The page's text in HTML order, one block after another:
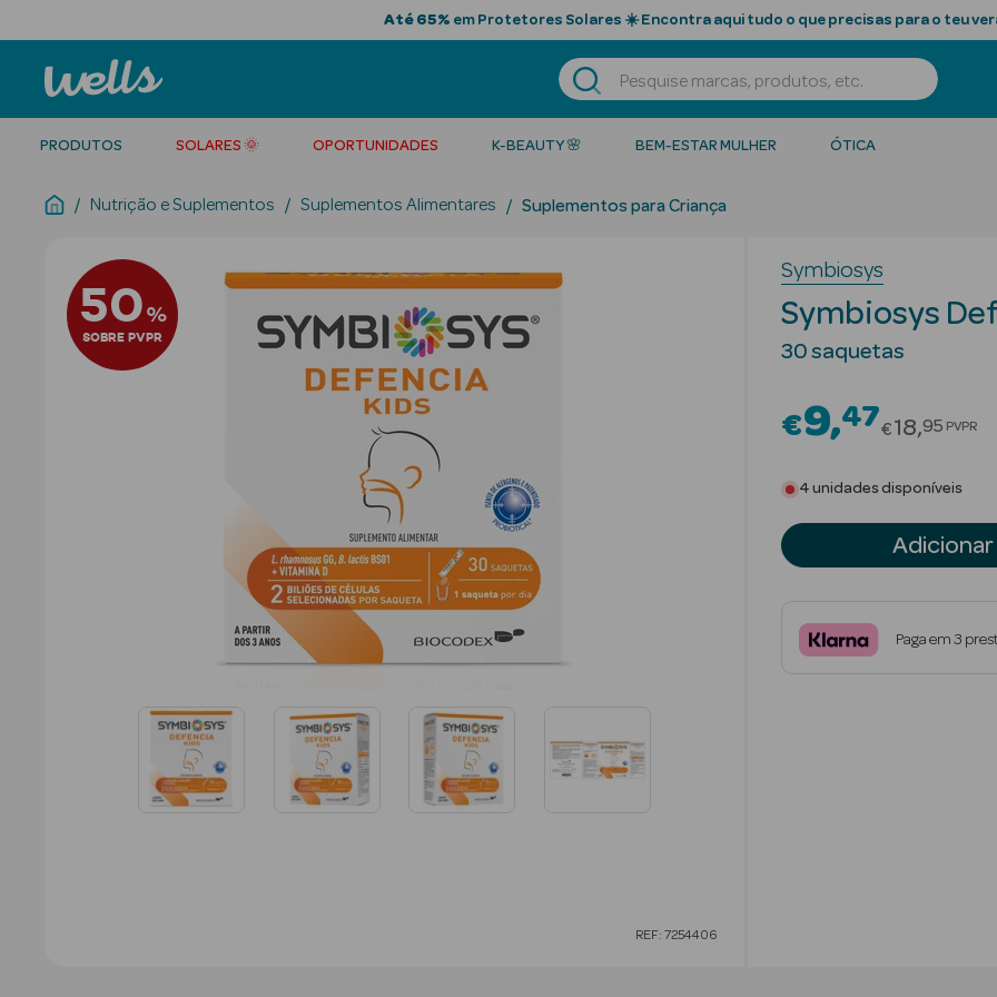
Até 65% em Protetores Solares ☀️ Encontra aqui tudo o que precisas para o teu
PRODUTOS SOLARES 🌞 OPORTUNIDADES K-BEAUTY 🌸 BEM-ESTAR MULHER ÓTICA
Nutrição e Suplementos Suplementos Alimentares Suplementos para Criança
50%
SOBRE PVPR
REF: 7254406
Symbiosys
Symbiosys
30 saquetas
€9 47Price
€18 95 PVPR
4 unidades disponíveis
Adicionar
Paga em 3